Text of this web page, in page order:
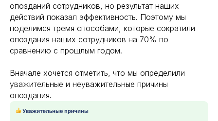
опозданий сотрудников, но результат наших
действий показал эффективность. Поэтому мы
поделимся тремя способами, которые сократили
опоздания наших сотрудников на 70% по
сравнению с прошлым годом.
Вначале хочется отметить, что мы определили
уважительные и неуважительные причины
опоздания.